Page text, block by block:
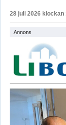
28 juli 2026 klockan
Annons